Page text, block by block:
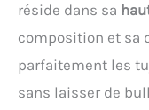
réside dans sa
composition et sa
parfaitement les
sans laisser de